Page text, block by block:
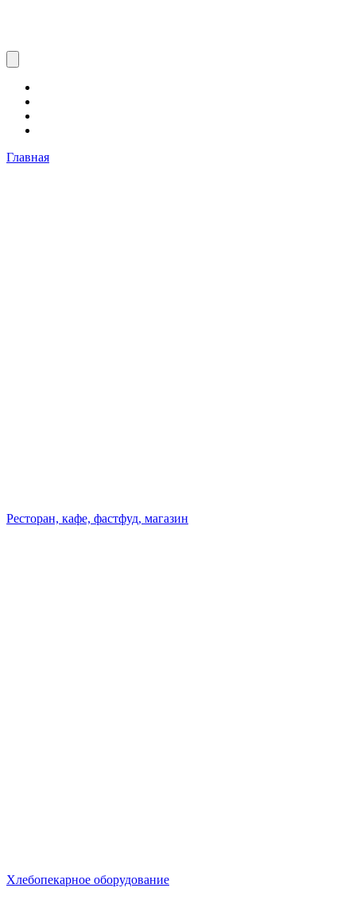
Главная
Ресторан, кафе, фастфуд, магазин
Хлебопекарное оборудование